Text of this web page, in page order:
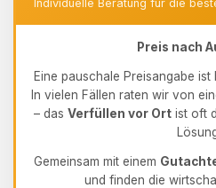
Individuelle Beratung für die
Preis nach
Eine pauschale Preisangabe
In vielen Fällen raten wir von
– das Verfüllen vor Ort ist oft
Gemeinsam mit einem
und finden die